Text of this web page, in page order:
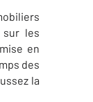
sur les
en
des
la